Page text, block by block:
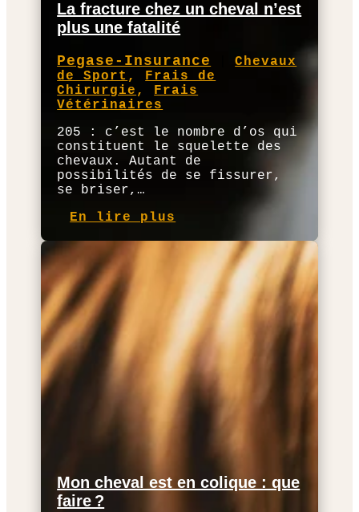
La fracture chez un cheval n’est
plus une fatalité
Pegase-Insurance
Chevaux
de Sport , Frais de
Chirurgie , Frais
Vétérinaires
205 : c’est le nombre d’os qui
constituent le squelette des
chevaux. Autant de
possibilités de se fissurer,
se briser,…
En lire plus
Mon cheval est en colique : que
faire ?